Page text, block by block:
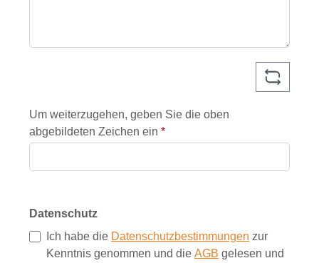
Um weiterzugehen, geben Sie die oben
abgebildeten Zeichen ein *
Datenschutz
Ich habe die Datenschutzbestimmungen zur
Kenntnis genommen und die AGB gelesen und